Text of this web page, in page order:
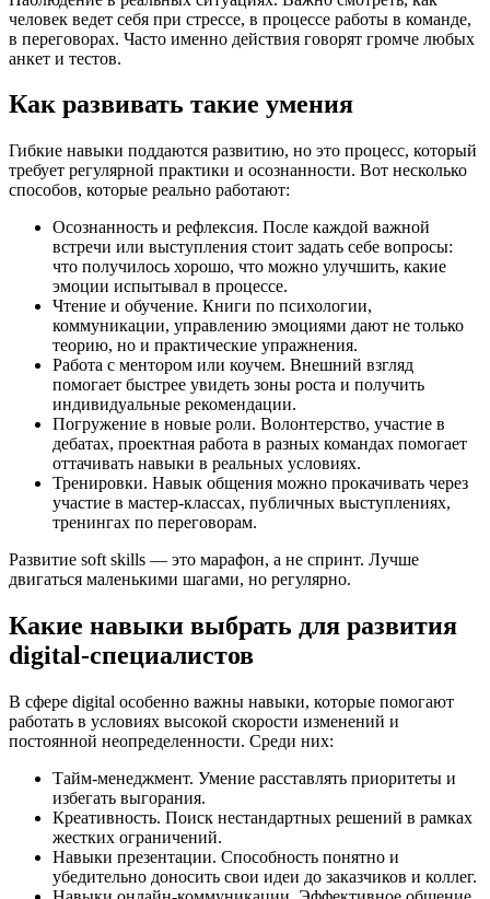
человек ведет себя при стрессе, в процессе работы в команде,
в переговорах. Часто именно действия говорят громче любых
анкет и тестов.
Как развивать такие умения
Гибкие навыки поддаются развитию, но это процесс, который
требует регулярной практики и осознанности. Вот несколько
способов, которые реально работают:
Осознанность и рефлексия. После каждой важной
встречи или выступления стоит задать себе вопросы:
что получилось хорошо, что можно улучшить, какие
эмоции испытывал в процессе.
Чтение и обучение. Книги по психологии,
коммуникации, управлению эмоциями дают не только
теорию, но и практические упражнения.
Работа с ментором или коучем. Внешний взгляд
помогает быстрее увидеть зоны роста и получить
индивидуальные рекомендации.
Погружение в новые роли. Волонтерство, участие в
дебатах, проектная работа в разных командах помогает
оттачивать навыки в реальных условиях.
Тренировки. Навык общения можно прокачивать через
участие в мастер-классах, публичных выступлениях,
тренингах по переговорам.
Развитие soft skills — это марафон, а не спринт. Лучше
двигаться маленькими шагами, но регулярно.
Какие навыки выбрать для развития
digital-специалистов
В сфере digital особенно важны навыки, которые помогают
работать в условиях высокой скорости изменений и
постоянной неопределенности. Среди них:
Тайм-менеджмент. Умение расставлять приоритеты и
избегать выгорания.
Креативность. Поиск нестандартных решений в рамках
жестких ограничений.
Навыки презентации. Способность понятно и
убедительно доносить свои идеи до заказчиков и коллег.